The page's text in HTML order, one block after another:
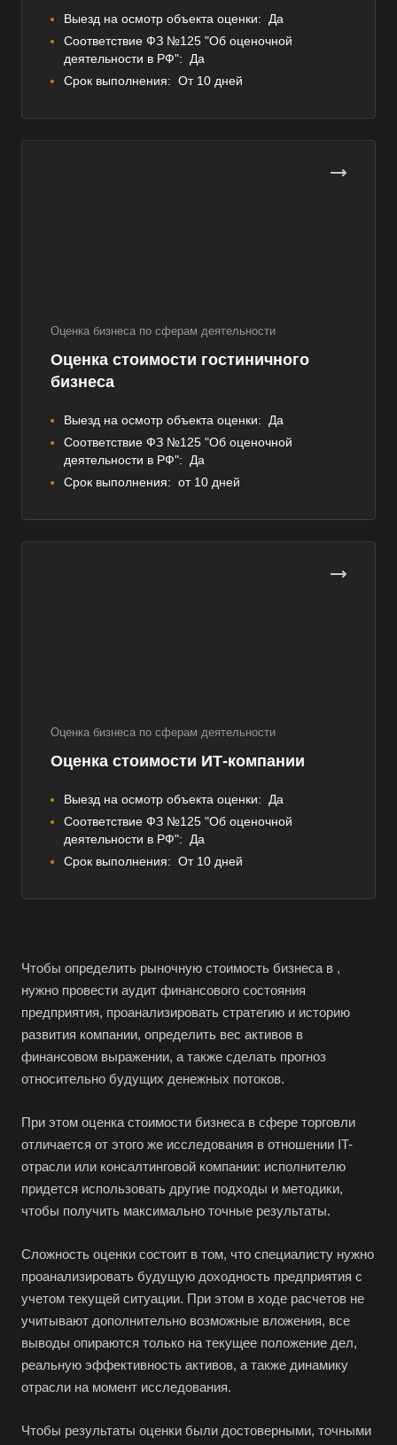
Выезд на осмотр объекта оценки:
Да
Соответствие ФЗ №125 "Об оценочной
деятельности в РФ":
Да
Срок выполнения: От 10 дней
Оценка бизнеса по сферам деятельности
Оценка стоимости гостиничного
бизнеса
Выезд на осмотр объекта оценки:
Да
Соответствие ФЗ №125 "Об оценочной
деятельности в РФ":
Да
Срок выполнения: от 10 дней
Оценка бизнеса по сферам деятельности
Оценка стоимости ИТ-компании
Выезд на осмотр объекта оценки:
Да
Соответствие ФЗ №125 "Об оценочной
деятельности в РФ":
Да
Срок выполнения: От 10 дней
Чтобы определить рыночную стоимость бизнеса в ,
нужно провести аудит финансового состояния
предприятия, проанализировать стратегию и историю
развития компании, определить вес активов в
финансовом выражении, а также сделать прогноз
относительно будущих денежных потоков.
При этом оценка стоимости бизнеса в сфере торговли
отличается от этого же исследования в отношении IT-
отрасли или консалтинговой компании: исполнителю
придется использовать другие подходы и методики,
чтобы получить максимально точные результаты.
Сложность оценки состоит в том, что специалисту нужно
проанализировать будущую доходность предприятия с
учетом текущей ситуации. При этом в ходе расчетов не
учитывают дополнительно возможные вложения, все
выводы опираются только на текущее положение дел,
реальную эффективность активов, а также динамику
отрасли на момент исследования.
Чтобы результаты оценки были достоверными, точными